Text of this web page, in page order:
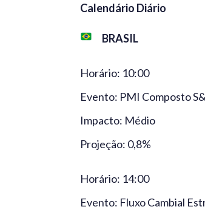
Calendário Diário
BRASIL
Horário: 10:00
Evento: PMI Composto
Impacto: Médio
Projeção: 0,8%
Horário: 14:00
Evento: Fluxo Cambial